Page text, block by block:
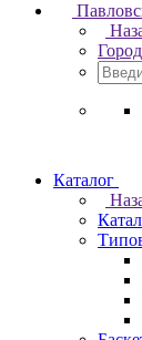
Каталог